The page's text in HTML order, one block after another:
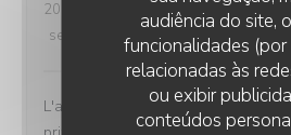
audiência do site,
funcionalidades (por
relacionadas às
ou exibir
conteúdos
2026-08-05
- 12:45 - guests 3
service
ambience : 5 menu 5
L'accueil, le service, la cuisine, le